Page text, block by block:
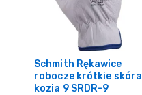
Schmith Rękawice
robocze krótkie skóra
kozia 9 SRDR-9